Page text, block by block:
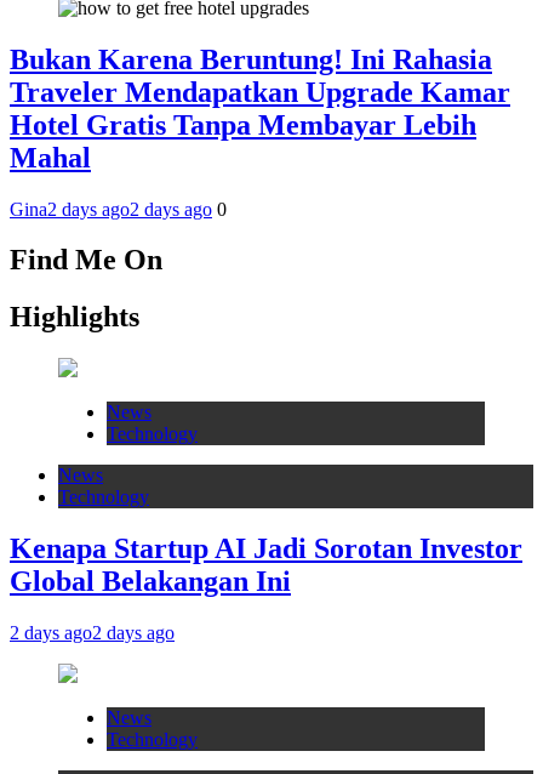
Bukan Karena Beruntung! Ini Rahasia
Traveler Mendapatkan Upgrade Kamar
Hotel Gratis Tanpa Membayar Lebih
Mahal
Gina2 days ago2 days ago 0
Find Me On
Highlights
News
Technology
News
Technology
Kenapa Startup AI Jadi Sorotan Investor
Global Belakangan Ini
2 days ago2 days ago
News
Technology